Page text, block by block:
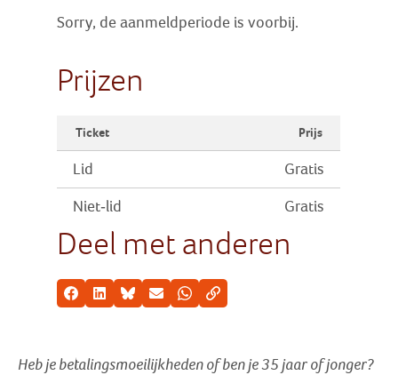
Sorry, de aanmeldperiode is voorbij.
Prijzen
Ticket Prijs
Lid Gratis
Niet-lid Gratis
Deel met anderen
Facebook
LinkedInBlueskyE-mailWhatsappKopieer link
Heb je betalingsmoeilijkheden of ben je 35 jaar of jonger?